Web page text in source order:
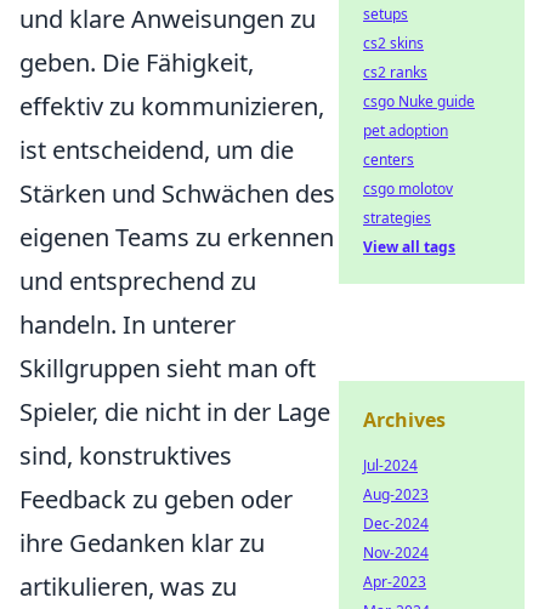
und klare Anweisungen zu
geben. Die Fähigkeit,
effektiv zu kommunizieren,
ist entscheidend, um die
Stärken und Schwächen des
eigenen Teams zu erkennen
und entsprechend zu
handeln. In unterer
Skillgruppen sieht man oft
Spieler, die nicht in der Lage
sind, konstruktives
Feedback zu geben oder
ihre Gedanken klar zu
artikulieren, was zu
setups
cs2 skins
cs2 ranks
csgo Nuke guide
pet adoption
centers
csgo molotov
strategies
View all tags
Archives
Jul-2024
Aug-2023
Dec-2024
Nov-2024
Apr-2023